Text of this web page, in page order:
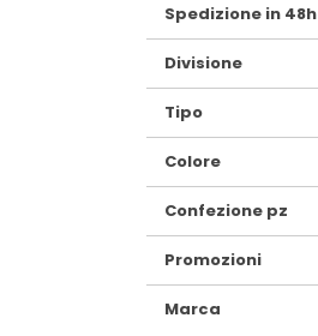
Spedizione in 48h
Divisione
Tipo
Colore
Confezione pz
Promozioni
Marca